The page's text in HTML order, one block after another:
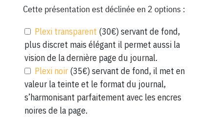
Cette présentation est déclinée en 2 options :
Plexi transparent (30€) servant de fond,
plus discret mais élégant il permet aussi la
vision de la dernière page du journal.
Plexi noir (35€) servant de fond, il met en
valeur la teinte et le format du journal,
s’harmonisant parfaitement avec les encres
noires de la page.